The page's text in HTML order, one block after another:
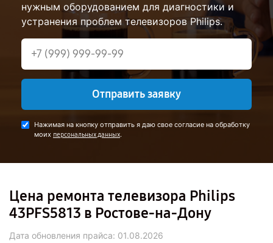
нужным оборудованием для диагностики и
устранения проблем телевизоров Philips.
Отправить заявку
Нажимая на кнопку отправить я даю свое согласие на обработку
моих персональных данных.
Цена ремонта телевизора Philips
43PFS5813 в Ростове-на-Дону
Дата обновления прайса: 01.08.2026